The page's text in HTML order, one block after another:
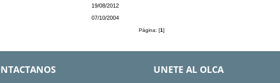
19/08/2012
07/10/2004
Página: [1]
UNETE AL OLCA